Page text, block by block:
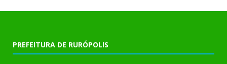
PREFEITURA DE RURÓPOLIS